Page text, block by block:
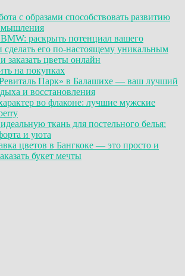
с образами способствовать развитию
мышления
раскрыть потенциал вашего
сделать его по-настоящему уникальным
заказать цветы онлайн
на покупках
Парк» в Балашихе — ваш лучший
и восстановления
во флаконе: лучшие мужские
ткань для постельного белья:
и уюта
цветов в Бангкоке — это просто и
букет мечты